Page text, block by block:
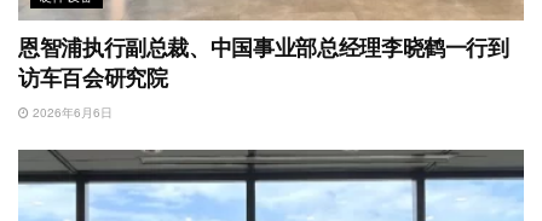
恩智浦执行副总裁、中国事业部总经理李晓鹤一行到
访车百会研究院
2026年6月6日